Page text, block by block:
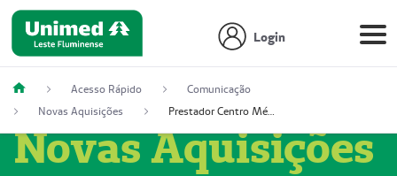
Login
Acesso Rápido
Comunicação
Novas Aquisições
Prestador Centro Médico Vitória Ltda, 51004350-4: Centro Médico Vitória Ltda (Nome Fantasia: Policlínica Master)
Novas Aquisições